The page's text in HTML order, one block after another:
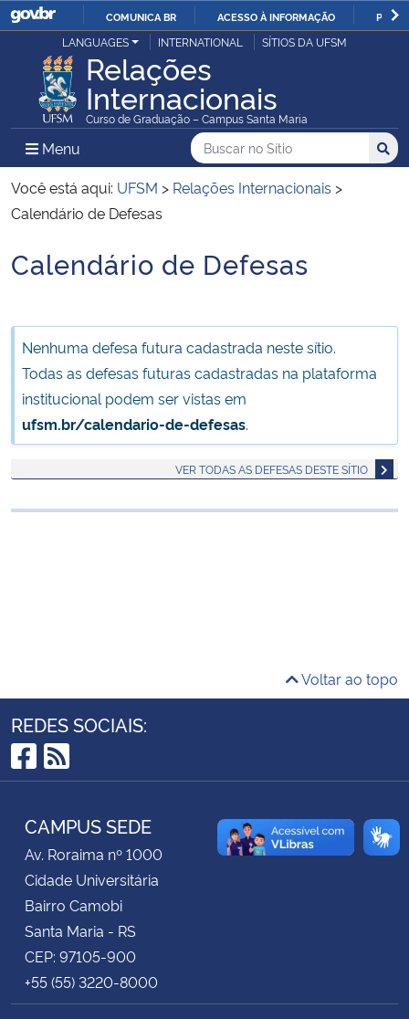
IR
PARA
O
CONTEÚDO
COMUNICA BR ACESSO À INFORMAÇÃO
Ministério da Justiça e Segurança Pública
Ministério da Defesa
Ministério das Relações Exteriores
Ministério da Infraestrutura
Ministério da Agricultura, Pecuária e Abastecimento
Ministério da Educação
Ministério da Cidadania
Controladoria-Geral da União
Secretaria-Geral
Secretaria de Governo
Gabinete de Segurança Institucional
Advocacia-Geral da União
LANGUAGES INTERNATIONAL SÍTIOS DA UFSM
Relações
Internacionais
Curso de Graduação – Campus Santa Maria
Menu Menu Principal do Sítio
Busca
Buscar no no Sítio
Busca:
Você está aqui: UFSM > Relações Internacionais >
Calendário de Defesas
Início do conteúdo
Calendário de Defesas
Nenhuma defesa futura cadastrada neste sítio.
Todas as defesas futuras cadastradas na plataforma
institucional podem ser vistas em
ufsm.br/calendario-de-defesas.
VER TODAS AS DEFESAS DESTE SÍTIO
Voltar ao topo
REDES SOCIAIS:
Facebook
RSS
CAMPUS SEDE
Av. Roraima nº 1000
Cidade Universitária
Bairro Camobi
Santa Maria - RS
CEP: 97105-900
+55 (55) 3220-8000